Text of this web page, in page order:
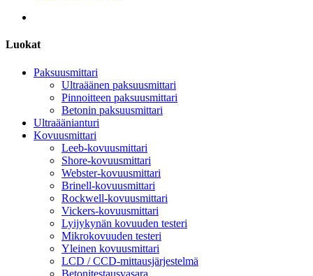
Luokat
Paksuusmittari
Ultraäänen paksuusmittari
Pinnoitteen paksuusmittari
Betonin paksuusmittari
Ultraäänianturi
Kovuusmittari
Leeb-kovuusmittari
Shore-kovuusmittari
Webster-kovuusmittari
Brinell-kovuusmittari
Rockwell-kovuusmittari
Vickers-kovuusmittari
Lyijykynän kovuuden testeri
Mikrokovuuden testeri
Yleinen kovuusmittari
LCD / CCD-mittausjärjestelmä
Betonitestausvasara